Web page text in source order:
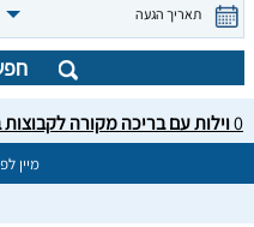
תאריך הגעה
0וילות עם בריכה מקורה
מיין